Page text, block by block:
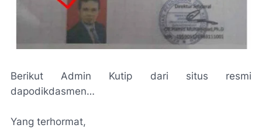
Berikut Admin Kutip dari situs resmi
dapodikdasmen…
Yang terhormat,